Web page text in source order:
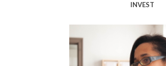
INVEST